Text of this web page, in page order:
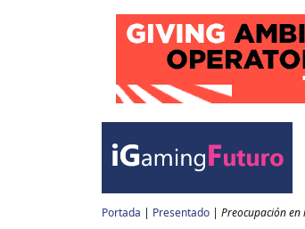
Portada | Presentado | Preocupación